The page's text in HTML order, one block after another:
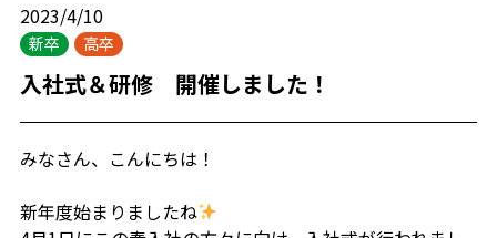
2023/4/10
新卒 高卒
入社式＆研修 開催しました！
みなさん、こんにちは！
新年度始まりましたね